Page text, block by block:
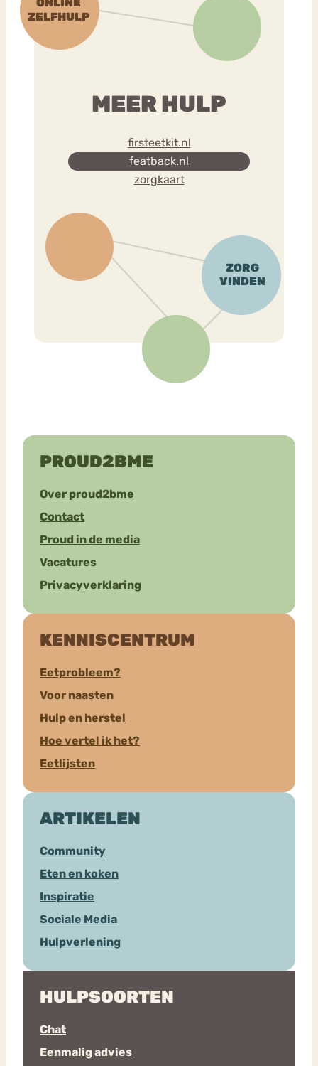
MEER HULP
firsteetkit.nl
featback.nl
zorgkaart
PROUD2BME
Over proud2bme
Contact
Proud in de media
Vacatures
Privacyverklaring
KENNISCENTRUM
Eetprobleem?
Voor naasten
Hulp en herstel
Hoe vertel ik het?
Eetlijsten
ARTIKELEN
Community
Eten en koken
Inspiratie
Sociale Media
Hulpverlening
HULPSOORTEN
Chat
Eenmalig advies